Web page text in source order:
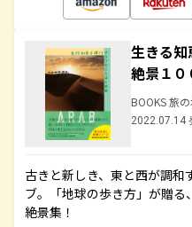
生きる知
絶景１０
BOOKS 旅
2022.07.14
古きと新しき、東と西が調和
ブ。「地球の歩き方」が贈
絶景集！